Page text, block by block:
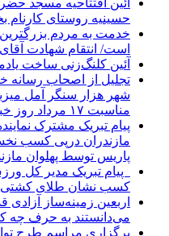
حسینیه روستای کارنام
خدمت به مردم بزرگترین
است/ انتقام شهادت
آئین کلنگ‌زنی ساخت
تجلیل از اصحاب رسانه
شهر هزار سنگر آمل
مناسبت ۱۷ مرداد روز خبرنگار بود.
پیام تبریک مشترک
مازندران درپی کسب
پاریس توسط پهلوان
پیام تبریک مدیر کل
کسب نشان طلای کشتی
اربعین زمینه‌ساز
می‌دانستند به حرف چه